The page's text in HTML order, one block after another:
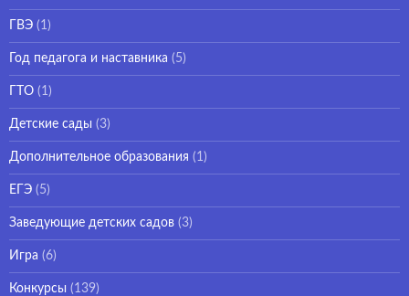
ГВЭ (1)
Год педагога и наставника (5)
ГТО (1)
Детские сады (3)
Дополнительное образования (1)
ЕГЭ (5)
Заведующие детских садов (3)
Игра (6)
Конкурсы (139)